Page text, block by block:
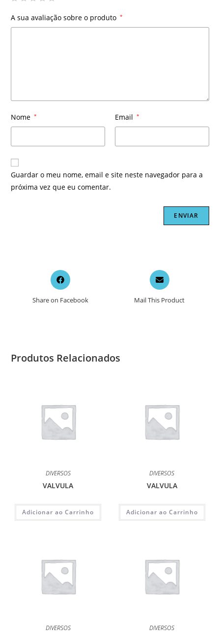
A sua avaliação sobre o produto *
Nome * Email *
Guardar o meu nome, email e site neste navegador para a
próxima vez que eu comentar.
Opens
in
new
Share on Facebook
Opens
in
a
new
Mail This Product
Produtos Relacionados
DIVERSOS
VALVULA
Adicionar ao Carrinho
DIVERSOS
VALVULA
Adicionar ao Carrinho
DIVERSOS DIVERSOS